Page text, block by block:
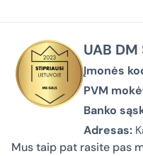
UAB
Įmonės
PVM
Banko
Adresas:
Mus taip pat rasite pas